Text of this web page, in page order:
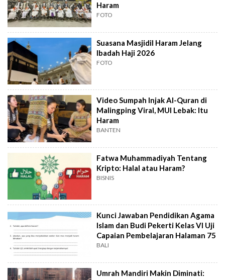
Haram
FOTO
Suasana Masjidil Haram Jelang
Ibadah Haji 2026
FOTO
Video Sumpah Injak Al-Quran di
Malingping Viral, MUI Lebak: Itu
Haram
BANTEN
Fatwa Muhammadiyah Tentang
Kripto: Halal atau Haram?
BISNIS
Kunci Jawaban Pendidikan Agama
Islam dan Budi Pekerti Kelas VI Uji
Capaian Pembelajaran Halaman 75
BALI
Umrah Mandiri Makin Diminati: